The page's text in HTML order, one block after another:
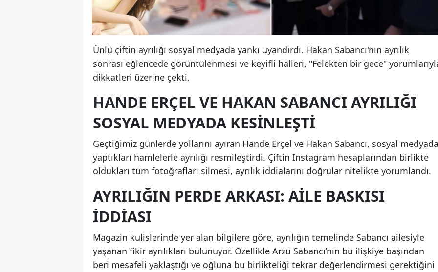
Ünlü çiftin ayrılığı sosyal medyada yankı uyandırdı. Hakan Sabancı'nın ayrılık
sonrası eğlencede görüntülenmesi ve keyifli halleri, "Felekten bir gece"
dikkatleri üzerine çekti.
HANDE ERÇEL VE HAKAN SABANCI AYRILIĞI
SOSYAL MEDYADA KESINLEŞTI
Geçtiğimiz günlerde yollarını ayıran Hande Erçel ve Hakan Sabancı, sosyal medyada
yaptıkları hamlelerle ayrılığı resmileştirdi. Çiftin Instagram hesaplarından birlikte
oldukları tüm fotoğrafları silmesi, ayrılık iddialarını doğrular nitelikte yorumlandı.
AYRILIĞIN PERDE ARKASI: AILE BASKISI
İDDIASI
Magazin kulislerinde yer alan bilgilere göre, ayrılığın temelinde Sabancı ailesiyle
yaşanan fikir ayrılıkları bulunuyor. Özellikle Arzu Sabancı’nın bu ilişkiye başından
beri mesafeli yaklaştığı ve oğluna bu birlikteliği tekrar değerlendirmesi gerektiğini